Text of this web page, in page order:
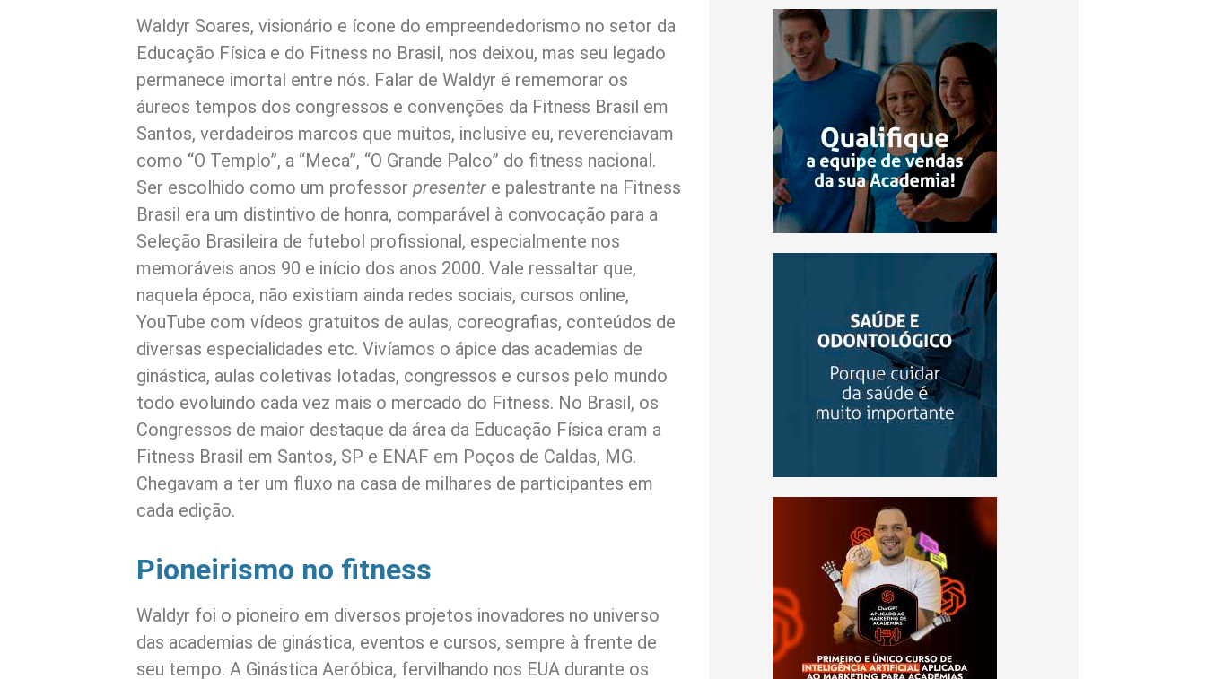
Waldyr Soares, visionário e ícone do empreendedorismo no setor da
Educação Física e do Fitness no Brasil, nos deixou, mas seu legado
permanece imortal entre nós. Falar de Waldyr é rememorar os
áureos tempos dos congressos e convenções da Fitness Brasil em
Santos, verdadeiros marcos que muitos, inclusive eu, reverenciavam
como “O Templo”, a “Meca”, “O Grande Palco” do fitness nacional.
Ser escolhido como um professor presenter e palestrante na Fitness
Brasil era um distintivo de honra, comparável à convocação para a
Seleção Brasileira de futebol profissional, especialmente nos
memoráveis anos 90 e início dos anos 2000. Vale ressaltar que,
naquela época, não existiam ainda redes sociais, cursos online,
YouTube com vídeos gratuitos de aulas, coreografias, conteúdos de
diversas especialidades etc. Vivíamos o ápice das academias de
ginástica, aulas coletivas lotadas, congressos e cursos pelo mundo
todo evoluindo cada vez mais o mercado do Fitness. No Brasil, os
Congressos de maior destaque da área da Educação Física eram a
Fitness Brasil em Santos, SP e ENAF em Poços de Caldas, MG.
Chegavam a ter um fluxo na casa de milhares de participantes em
cada edição.
Pioneirismo no fitness
Waldyr foi o pioneiro em diversos projetos inovadores no universo
das academias de ginástica, eventos e cursos, sempre à frente de
seu tempo. A Ginástica Aeróbica, fervilhando nos EUA durante os